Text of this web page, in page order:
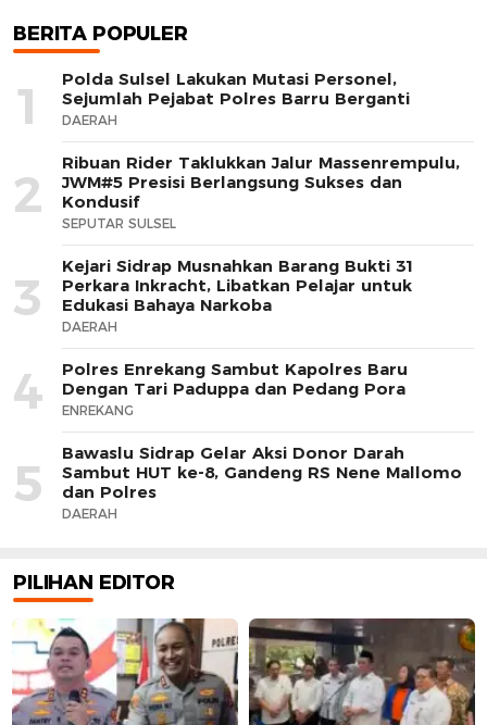
BERITA POPULER
1
Polda Sulsel Lakukan Mutasi Personel,
Sejumlah Pejabat Polres Barru Berganti
DAERAH
2
Ribuan Rider Taklukkan Jalur Massenrempulu,
JWM#5 Presisi Berlangsung Sukses dan
Kondusif
SEPUTAR SULSEL
3
Kejari Sidrap Musnahkan Barang Bukti 31
Perkara Inkracht, Libatkan Pelajar untuk
Edukasi Bahaya Narkoba
DAERAH
4
Polres Enrekang Sambut Kapolres Baru
Dengan Tari Paduppa dan Pedang Pora
ENREKANG
5
Bawaslu Sidrap Gelar Aksi Donor Darah
Sambut HUT ke-8, Gandeng RS Nene Mallomo
dan Polres
DAERAH
PILIHAN EDITOR